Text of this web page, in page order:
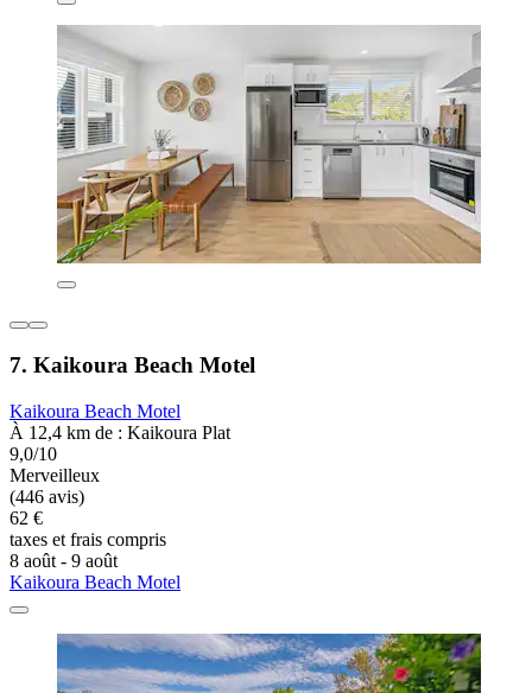
7. Kaikoura Beach Motel
Kaikoura Beach Motel
À 12,4 km de : Kaikoura Plat
9,0/10
Merveilleux
(446 avis)
62 €
taxes et frais compris
8 août - 9 août
Kaikoura Beach Motel